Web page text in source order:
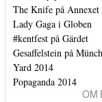
The Knife på Annexet
Lady Gaga i Globen
#kentfest på Gärdet
Gesaffelstein på
Yard 2014
Popaganda 2014
OM